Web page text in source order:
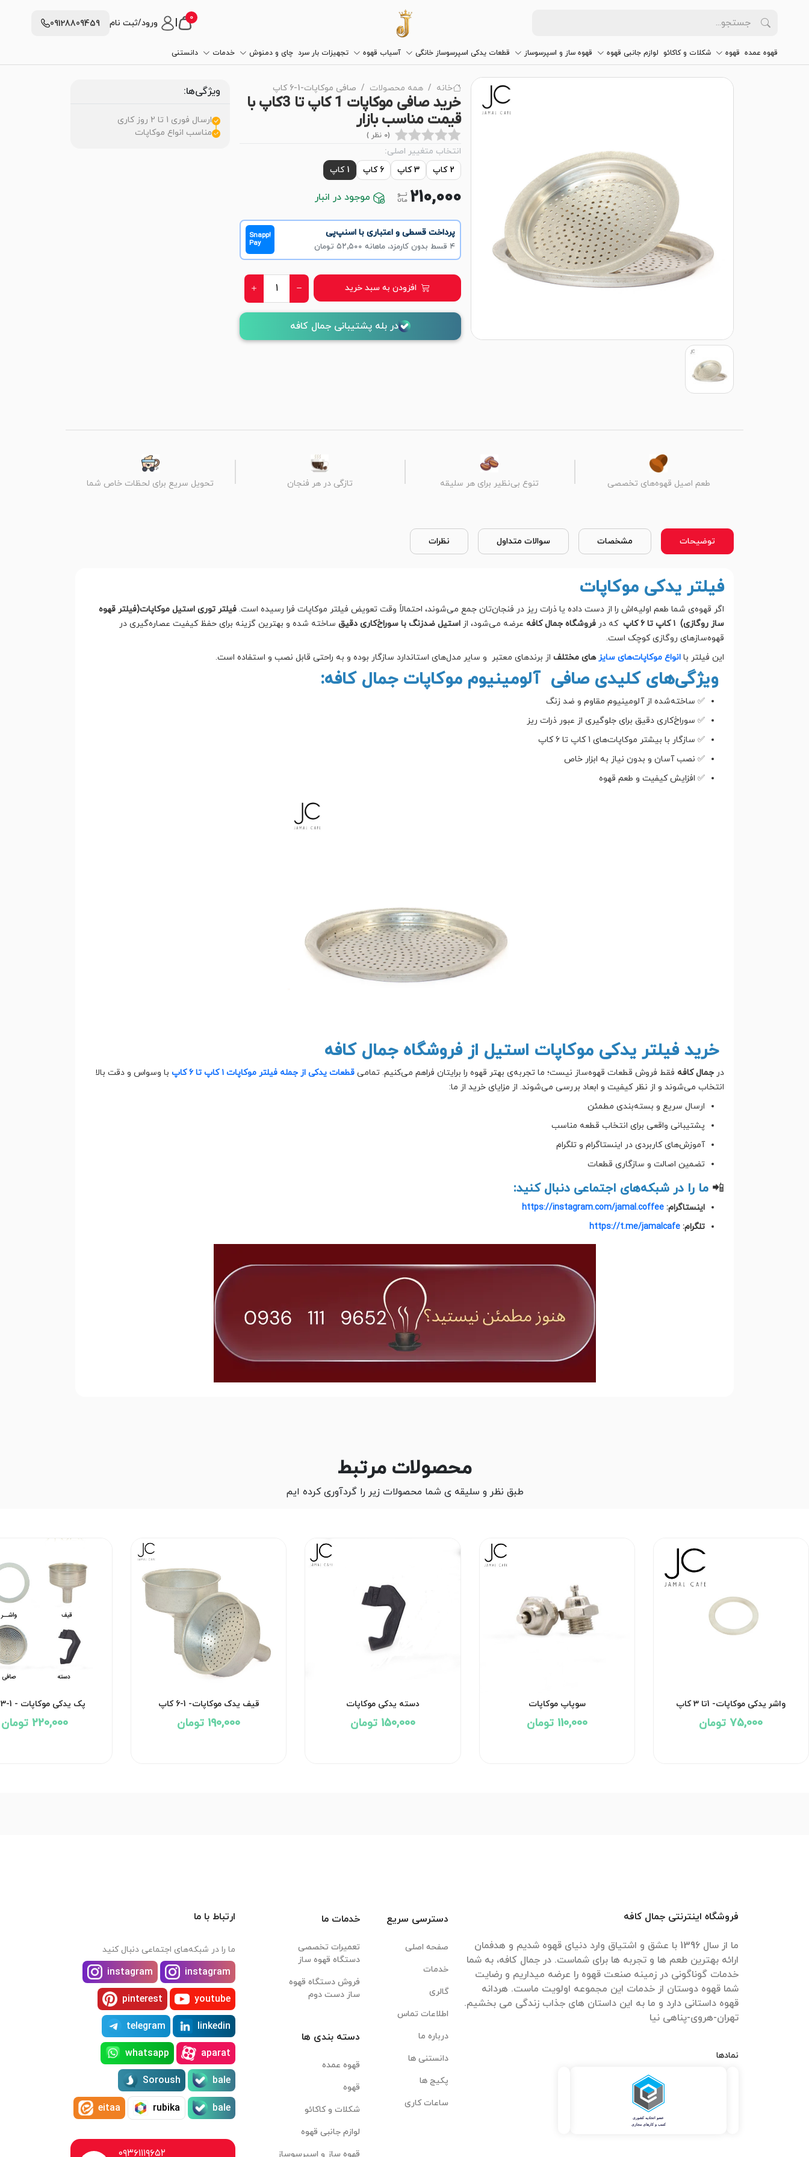
0 ورود/ثبت نام 09128809459
قهوه عمده قهوه شکلات و کاکائو لوازم جانبی قهوه قهوه ساز و اسپرسوساز قطعات یدکی اسپرسوساز خانگی آسیاب قهوه تجهیزات بار سرد چای و دمنوش خدمات دانستنی
خانه همه محصولات صافی موکاپات-1-6 کاپ
خرید صافی موکاپات 1 کاپ تا 3کاپ با
قیمت مناسب بازار
(0 نظر )
انتخاب متغییر اصلی:
2 کاپ
3 کاپ 6 کاپ 1 کاپ
210,000 موجود در انبار
پرداخت قسطی و اعتباری با اسنپ‌پی
۴ قسط بدون کارمزد، ماهانه ۵۲٬۵۰۰ تومان
Snapp!
Pay
افزودن به سبد خرید
در بله پشتیبانی جمال کافه
ویژگی‌ها:
ارسال فوری 1 تا 2 روز کاری
مناسب انواع موکاپات
طعم اصیل قهوه‌های تخصصی تنوع بی‌نظیر برای هر سلیقه تازگی در هر فنجان تحویل سریع برای لحظات خاص شما
توضیحات مشخصات سوالات متداول نظرات
فیلتر یدکی موکاپات
اگر قهوه‌ی شما طعم اولیه‌اش را از دست داده یا ذرات ریز در فنجان‌تان جمع می‌شوند، احتمالاً وقت تعویض فیلتر موکاپات فرا رسیده است. فیلتر توری استیل موکاپات(فیلتر قهوه
ساز روگازی) ۱ کاپ تا 6 کاپ
که در فروشگاه جمال کافه عرضه می‌شود، از استیل ضدزنگ با سوراخ‌کاری دقیقساخته شده و بهترین گزینه برای حفظ کیفیت عصاره‌گیری در
قهوه‌سازهای روگازی کوچک است.
این فیلتر با انواع موکاپات‌های سایزهای مختلفاز برندهای معتبر و سایر مدل‌های استاندارد سازگار بوده و به راحتی قابل نصب و استفاده است.
ویژگی‌های کلیدی صافی آلومینیوم موکاپات جمال کافه:
✅ ساخته‌شده از آلومینیوم مقاوم و ضد زنگ
✅ سوراخ‌کاری دقیق برای جلوگیری از عبور ذرات ریز
✅ سازگار با بیشتر موکاپات‌های 1 کاپ تا 6 کاپ
✅ نصب آسان و بدون نیاز به ابزار خاص
✅ افزایش کیفیت و طعم قهوه
خرید فیلتر یدکی موکاپات استیل از فروشگاه جمال کافه
در جمال کافه فقط فروش قطعات قهوه‌ساز نیست؛ ما تجربه‌ی بهتر قهوه را برایتان فراهم می‌کنیم. تمامیقطعات یدکی از جمله فیلتر موکاپات ۱ کاپ تا 6 کاپ
با وسواس و دقت بالا
انتخاب می‌شوند و از نظر کیفیت و ابعاد بررسی می‌شوند. از مزایای خرید از ما:
ارسال سریع و بسته‌بندی مطمئن
پشتیبانی واقعی برای انتخاب قطعه مناسب
آموزش‌های کاربردی در اینستاگرام و تلگرام
تضمین اصالت و سازگاری قطعات
📲 ما را در شبکه‌های اجتماعی دنبال کنید:
اینستاگرام: https://instagram.com/jamal.coffee
تلگرام: https://t.me/jamalcafe
محصولات مرتبط
طبق نظر و سلیقه ی شما محصولات زیر را گردآوری کرده ایم
واشر یدکی موکاپات- 1تا 3 کاپ
75,000 تومان
سوپاپ موکاپات
110,000 تومان
دسته یدکی موکاپات
150,000 تومان
قیف یدک موکاپات- 1-6 کاپ
190,000 تومان
پک یدکی موکاپات - 1-3 کاپ
220,000 تومان
فروشگاه اینترنتی جمال کافه
ما از سال 1396 با عشق و اشتیاق وارد دنیای قهوه شدیم و هدفمان
ارائه بهترین طعم ها و تجربه ها برای شماست. در جمال کافه، به شما
خدمات گوناگونی در زمینه صنعت قهوه را عرضه میداریم و رضایت
شما قهوه دوستان از خدمات این مجموعه اولویت ماست. هردانه
قهوه داستانی دارد و ما به این داستان های جذاب زندگی می بخشیم.
تهران-هروی-پناهی نیا
نمادها
دسترسی سریع
صفحه اصلی
خدمات
گالری
اطلاعات تماس
درباره ما
دانستنی ها
پکیج ها
ساعات کاری
خدمات ما
تعمیرات تخصصی
دستگاه قهوه ساز
فروش دستگاه قهوه
ساز دست دوم
دسته بندی ها
قهوه عمده
قهوه
شکلات و کاکائو
لوازم جانبی قهوه
قهوه ساز و اسپرسوساز
ارتباط با ما
ما را در شبکه‌های اجتماعی دنبال کنید
instagram
instagram
youtube
pinterest
linkedin
telegram
aparat
whatsapp
bale
Soroush
bale
rubika
eitaa
۰۹۳۶۱۱۱۹۶۵۲